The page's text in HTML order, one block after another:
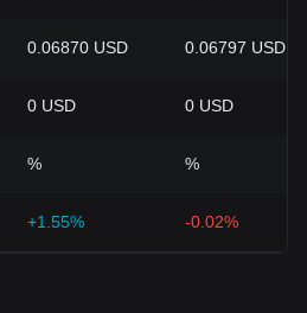
0.06870 USD 0.06797 USD
0 USD 0 USD
% %
+1.55% -0.02%